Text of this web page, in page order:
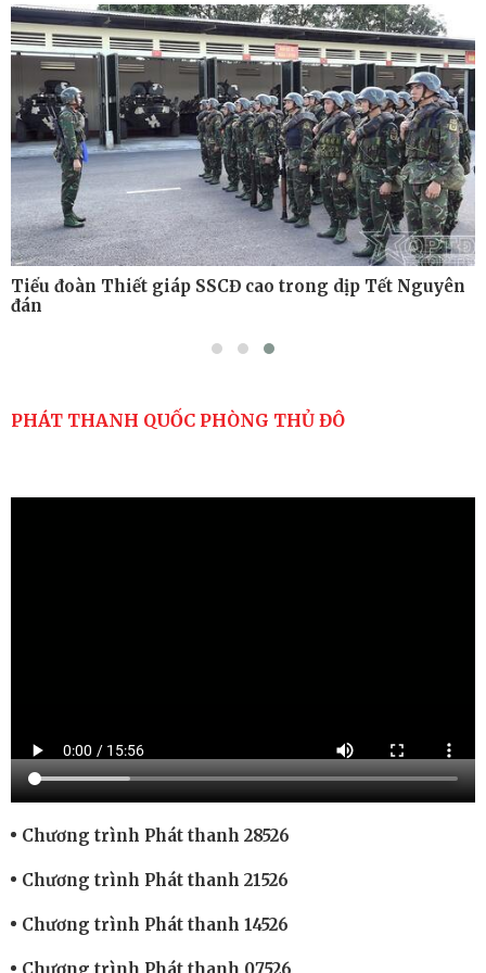
Tiểu đoàn Thiết giáp hoàn thành tốt diễn tập chiến
thuật có bắn đạn thật
Nơi sinh viên rèn ý trí, luyện kỹ năng
Tiểu đoàn Thiết giáp SSCĐ cao trong dịp Tết Nguyên
đán
PHÁT THANH QUỐC PHÒNG THỦ ĐÔ
Chương trình Phát thanh 28526
Chương trình Phát thanh 21526
Chương trình Phát thanh 14526
Chương trình Phát thanh 07526